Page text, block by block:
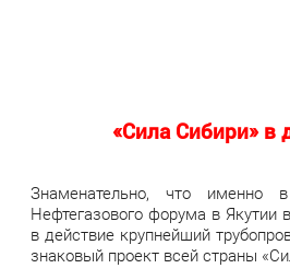
«Сила Сибири» в
Знаменательно, что именно
Нефтегазового форума в Якутии
в действие крупнейший
знаковый проект всей страны